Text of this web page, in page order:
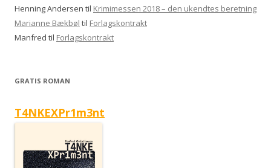
Henning Andersen til Krimimessen 2018 – den ukendtes beretning
Marianne Bækbøl til Forlagskontrakt
Manfred til Forlagskontrakt
GRATIS ROMAN
T4NKEXPr1m3nt